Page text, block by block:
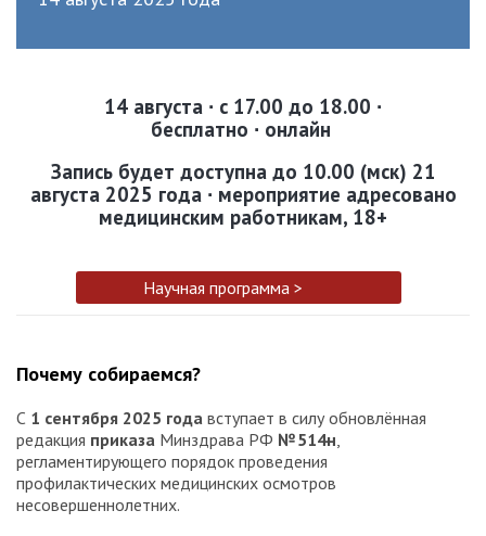
14 августа ∙ с 17.00 до 18.00 ∙
бесплатно ∙ онлайн
Записьбудет доступна до 10.00 (мск) 21
августа 2025 года ∙ мероприятие адресовано
медицинским работникам, 18+
Научная программа >
Почему собираемся?
С 1 сентября 2025 года вступает в силу обновлённая
редакция приказа Минздрава РФ № 514н,
регламентирующего порядок проведения
профилактических медицинских осмотров
несовершеннолетних.